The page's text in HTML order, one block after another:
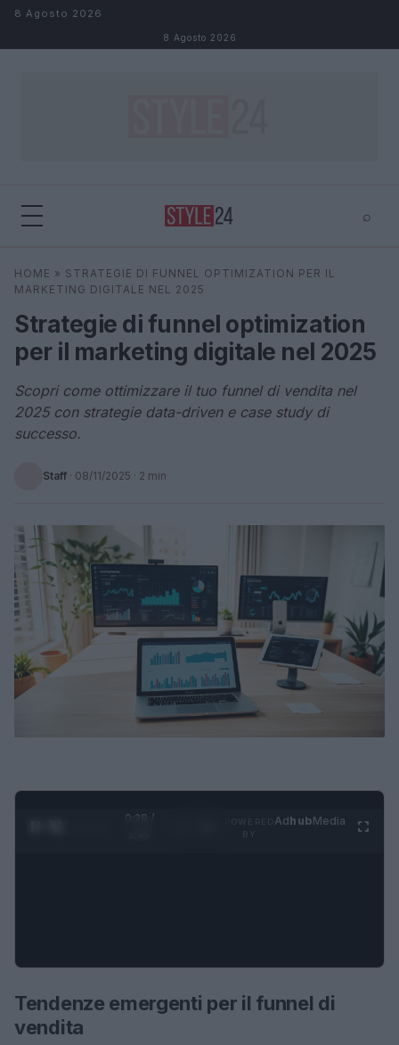
Salta al contenuto
8 Agosto 2026
8 Agosto 2026
⌕
Cerca ⌕
HOME » STRATEGIE DI FUNNEL OPTIMIZATION PER IL
MARKETING DIGITALE NEL 2025
Strategie di funnel optimization
per il marketing digitale nel 2025
Scopri come ottimizzare il tuo funnel di vendita nel
2025 con strategie data-driven e case study di
successo.
Staff · 08/11/2025 · 2 min
0:28 /
AdhubMedia
Tendenze emergenti per il funnel di
vendita